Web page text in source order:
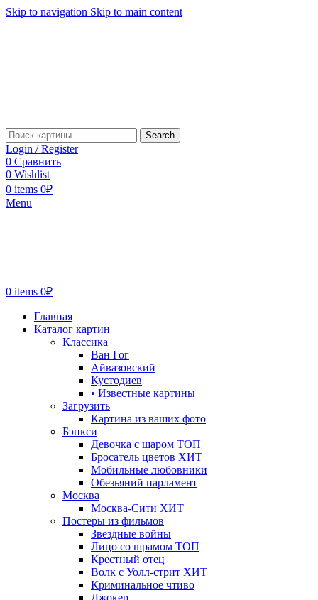
Skip to navigation Skip to main content
Search
Login / Register
0 Сравнить
0 Wishlist
0 items 0₽
Menu
0 items 0₽
Главная
Каталог картин
Классика
Ван Гог
Айвазовский
Кустодиев
• Известные картины
Загрузить
Картина из ваших фото
Бэнкси
Девочка с шаром ТОП
Бросатель цветов ХИТ
Мобильные любовники
Обезьяний парламент
Москва
Москва-Сити ХИТ
Постеры из фильмов
Звездные войны
Лицо со шрамом ТОП
Крестный отец
Волк с Уолл-стрит ХИТ
Криминальное чтиво
Джокер